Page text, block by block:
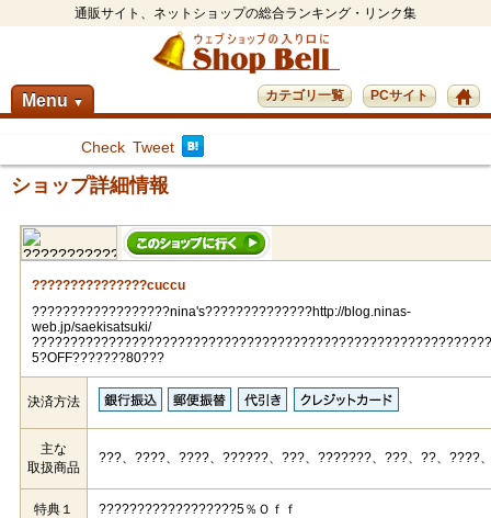
通販サイト、ネットショップの総合ランキング・リンク集
Menu ▼ PCサイト
カテゴリ一覧
Check Tweet
ショップ詳細情報
???????????????cuccu
??????????????????nina's??????????????http://blog.ninas-
web.jp/saekisatsuki/
5?OFF???????80???
決済方法
主な
取扱商品
???、????、????、??????、???、???????、???、??、????
特典１ ??????????????????5％Ｏｆｆ